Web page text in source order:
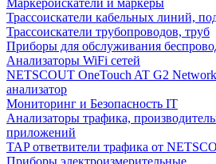
Маркероискатели и маркеры
Трассоискатели кабельных линий,
Трассоискатели трубопроводов, труб
Приборы для обслуживания
Анализаторы WiFi сетей
NETSCOUT OneTouch AT G2 Network
анализатор
Мониторинг и Безопасность IT
Анализаторы трафика,
приложений
TAP ответвители трафика от
Приборы электроизмерительные